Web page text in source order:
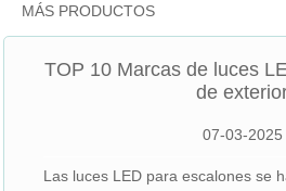
MÁS PRODUCTOS
TOP 10 Marcas de luces
de
07-03-2025
Las luces LED para escalones se